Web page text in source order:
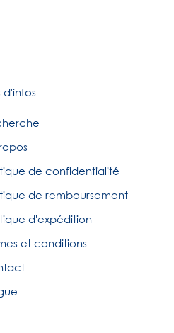
d'infos
de confidentialité
de remboursement
d'expédition
et conditions